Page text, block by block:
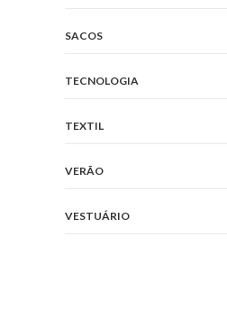
SACOS
TECNOLOGIA
TEXTIL
VERÃO
VESTUÁRIO